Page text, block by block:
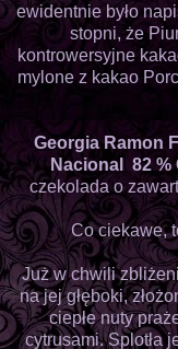
ewidentnie było
stopni, że
kontrowersyjne
mylone z kakao
Georgia Ramon
Nacional 82
czekolada o
Co ciekawe,
Już w chwili
na jej głęboki,
ciepłe nuty
cytrusami. Splotła